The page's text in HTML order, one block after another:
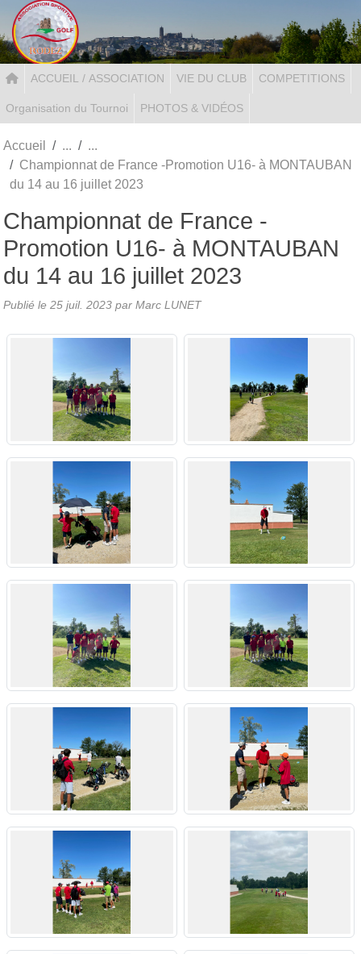
ACCUEIL / ASSOCIATION VIE DU CLUB COMPETITIONS
Organisation du Tournoi PHOTOS & VIDÉOS
Accueil
Championnat de France -Promotion U16- à MONTAUBAN
du 14 au 16 juillet 2023
Championnat de France -
Promotion U16- à MONTAUBAN
du 14 au 16 juillet 2023
Publié le 25 juil. 2023 par Marc LUNET
Panneau de gestion des cookies